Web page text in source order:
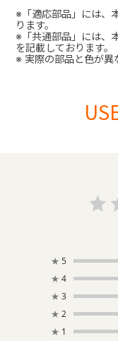
※「適応部品」には、
ります。
※「共通部品」には、
を記載しております。
※ 実際の部品と色が異
★ 5
★ 4
★ 3
★ 2
★ 1